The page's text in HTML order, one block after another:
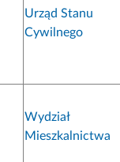
Urząd Stanu
Cywilnego
Wydział
Mieszkalnictwa